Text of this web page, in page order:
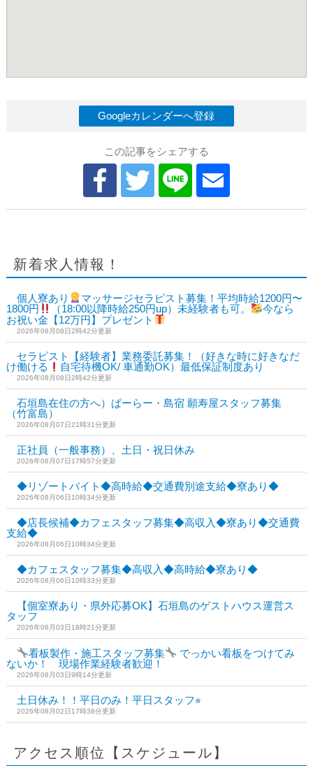
Googleカレンダーへ登録
この記事をシェアする
新着求人情報！
個人寮あり
マッサージセラピスト募集！平均時給1200円〜
1800円
（18:00以降時給250円up）未経験者も可。
今なら
お祝い金【12万円】プレゼント
2026年08月08日2時42分更新
セラピスト【経験者】業務委託募集！（好きな時に好きなだ
け働ける
自宅待機OK/ 車通勤OK）最低保証制度あり
2026年08月08日2時42分更新
石垣島在住の方へ）ぱーらー・島宿 願寿屋スタッフ募集
（竹富島）
2026年08月07日21時31分更新
正社員（一般事務）、土日・祝日休み
2026年08月07日17時57分更新
◆リゾートバイト◆高時給◆交通費別途支給◆寮あり◆
2026年08月06日10時34分更新
◆店長候補◆カフェスタッフ募集◆高収入◆寮あり◆交通費
支給◆
2026年08月06日10時34分更新
◆カフェスタッフ募集◆高収入◆高時給◆寮あり◆
2026年08月06日10時33分更新
【個室寮あり・県外応募OK】石垣島のゲストハウス運営ス
タッフ
2026年08月03日18時21分更新
看板製作・施工スタッフ募集
でっかい看板をつけてみ
ないか！ 現場作業経験者歓迎！
2026年08月03日9時14分更新
土日休み！！平日のみ！平日スタッフ⭐︎
2026年08月02日17時38分更新
アクセス順位【スケジュール】